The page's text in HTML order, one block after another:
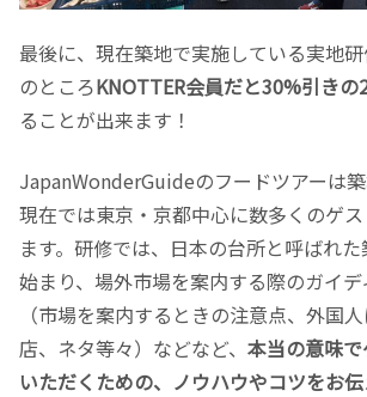
最後に、現在築地で実施している実地
のところKNOTTER会員だと30%引きの
ることが出来ます！
JapanWonderGuideのフードツアーは築
現在では東京・京都中心に数多くのゲ
ます。研修では、日本の台所と呼ばれ
始まり、場外市場を案内する際のガイ
（市場を案内するときの注意点、外国
店、ネタ等々）などなど、 本当の意味
いただくための、ノウハウやコツをお